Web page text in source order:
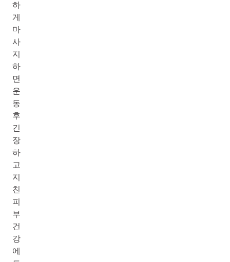
하
게
마
사
지
하
면
운
동
후
긴
장
하
고
지
친
피
부
건
강
에